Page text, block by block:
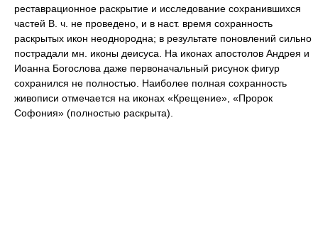
реставрационное раскрытие и исследование сохранившихся
частей В. ч. не проведено, и в наст. время сохранность
раскрытых икон неоднородна; в результате поновлений сильно
пострадали мн. иконы деисуса. На иконах апостолов Андрея и
Иоанна Богослова даже первоначальный рисунок фигур
сохранился не полностью. Наиболее полная сохранность
живописи отмечается на иконах «Крещение», «Пророк
Софония» (полностью раскрыта).